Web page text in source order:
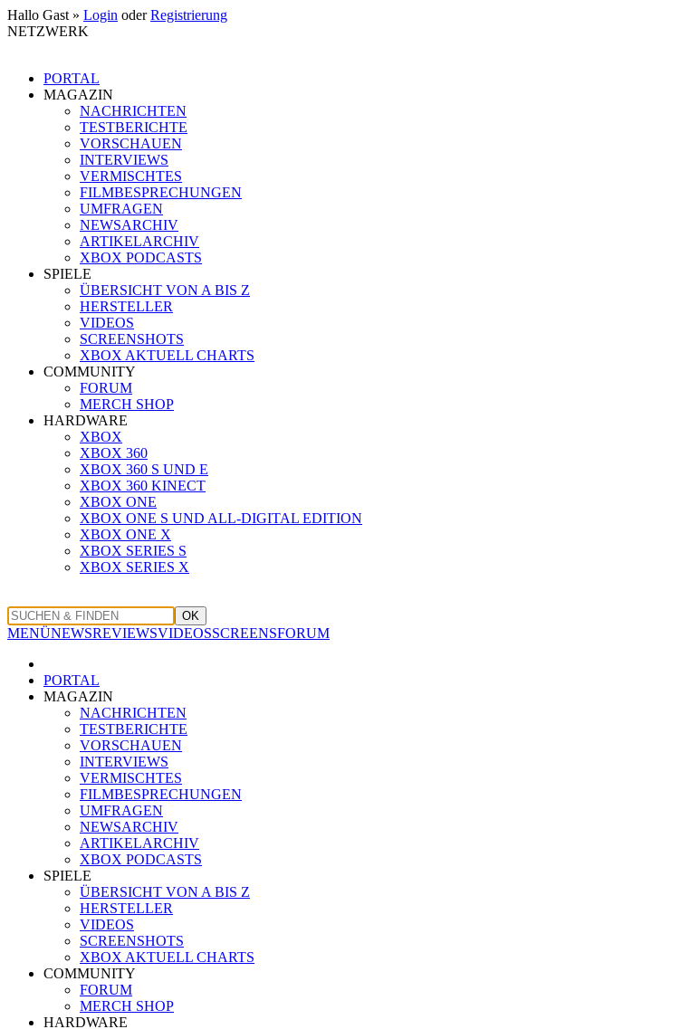
Hallo Gast » Login oderRegistrierung
NETZWERK
PORTAL
MAGAZIN
NACHRICHTEN
TESTBERICHTE
VORSCHAUEN
INTERVIEWS
VERMISCHTES
FILMBESPRECHUNGEN
UMFRAGEN
NEWSARCHIV
ARTIKELARCHIV
XBOX PODCASTS
SPIELE
ÜBERSICHT VON A BIS Z
HERSTELLER
VIDEOS
SCREENSHOTS
XBOX AKTUELL CHARTS
COMMUNITY
FORUM
MERCH SHOP
HARDWARE
XBOX
XBOX 360
XBOX 360 S UND E
XBOX 360 KINECT
XBOX ONE
XBOX ONE S UND ALL-DIGITAL EDITION
XBOX ONE X
XBOX SERIES S
XBOX SERIES X
OK
MENÜNEWSREVIEWSVIDEOSSCREENSFORUM
PORTAL
MAGAZIN
NACHRICHTEN
TESTBERICHTE
VORSCHAUEN
INTERVIEWS
VERMISCHTES
FILMBESPRECHUNGEN
UMFRAGEN
NEWSARCHIV
ARTIKELARCHIV
XBOX PODCASTS
SPIELE
ÜBERSICHT VON A BIS Z
HERSTELLER
VIDEOS
SCREENSHOTS
XBOX AKTUELL CHARTS
COMMUNITY
FORUM
MERCH SHOP
HARDWARE